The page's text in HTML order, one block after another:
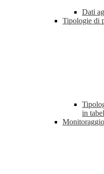
Dati
Tipologie di
in